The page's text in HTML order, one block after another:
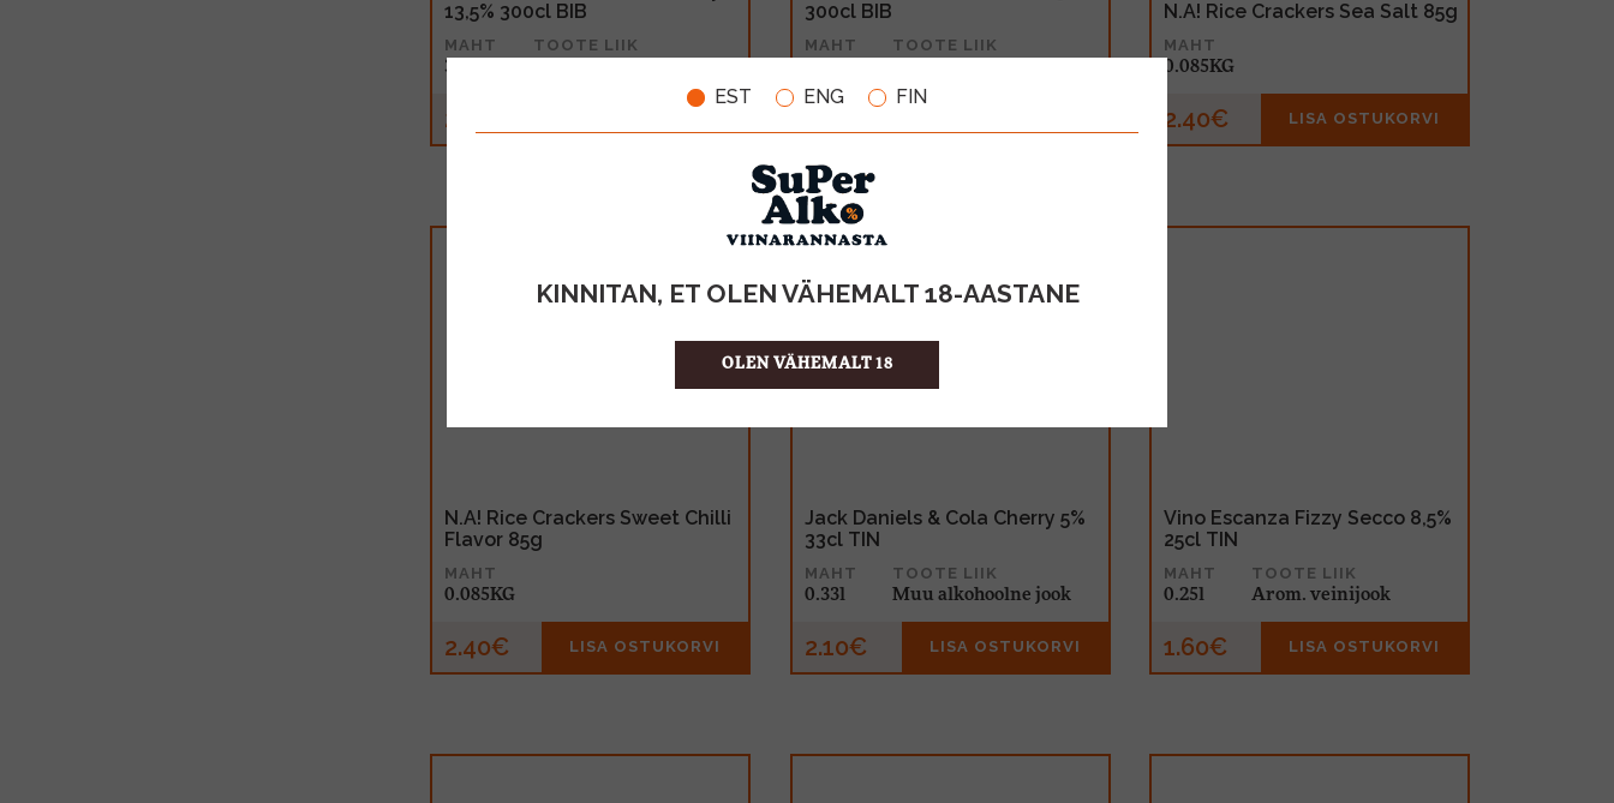
EST ENG FIN
KINNITAN, ET OLEN VÄHEMALT 18-AASTANE
OLEN VÄHEMALT 18
13,5% 300cl BIB
MAHT
3l
TOOTE LIIK
20.99€
300cl BIB
MAHT
TOOTE LIIK
N.A! Rice Crackers Sea Salt 85g
MAHT
0.085KG
2.40€ LISA OSTUKORVI
N.A! Rice Crackers Sweet Chilli
Flavor 85g
MAHT
0.085KG
2.40€ LISA OSTUKORVI
Jack Daniels & Cola Cherry 5%
33cl TIN
MAHT
0.33l
TOOTE LIIK
Muu alkohoolne jook
2.10€ LISA OSTUKORVI
Vino Escanza Fizzy Secco 8,5%
25cl TIN
MAHT
0.25l
TOOTE LIIK
Arom. veinijook
1.60€ LISA OSTUKORVI